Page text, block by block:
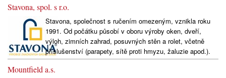
Stavona, spol. s r.o.
Stavona, společnost s ručením omezeným, vznikla roku
1991. Od počátku působí v oboru výroby oken, dveří,
výloh, zimních zahrad, posuvných stěn a rolet, včetně
příslušenství (parapety, sítě proti hmyzu, žaluzie apod.).
Mountfield a.s.